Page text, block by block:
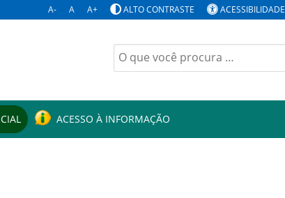
A- A A+ ALTO CONTRASTE ACESSIBILIDADE
Buscar
por:
ACESSO À INFORMAÇÃO